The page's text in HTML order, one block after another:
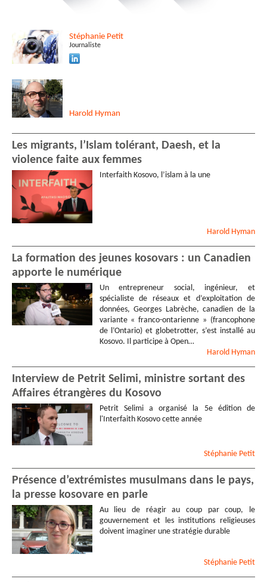
Stéphanie Petit
Journaliste
Harold Hyman
Les migrants, l’Islam tolérant, Daesh, et la
violence faite aux femmes
Interfaith Kosovo, l’islam à la une
Harold Hyman
La formation des jeunes kosovars : un Canadien
apporte le numérique
Un entrepreneur social, ingénieur, et
spécialiste de réseaux et d’exploitation de
données, Georges Labrèche, canadien de la
variante « franco-ontarienne » (francophone
de l’Ontario) et globetrotter, s’est installé au
Kosovo. Il participe à Open…
Harold Hyman
Interview de Petrit Selimi, ministre sortant des
Affaires étrangères du Kosovo
Petrit Selimi a organisé la 5e édition de
l'Interfaith Kosovo cette année
Stéphanie Petit
Présence d’extrémistes musulmans dans le pays,
la presse kosovare en parle
Au lieu de réagir au coup par coup, le
gouvernement et les institutions religieuses
doivent imaginer une stratégie durable
Stéphanie Petit